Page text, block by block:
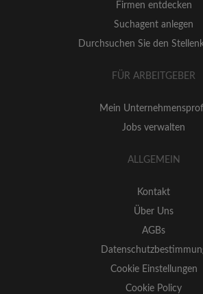
Firmen entdecken
Suchagent anlegen
Durchsuchen Sie den
FÜR ARBEITGEBER
Mein
Jobs verwalten
ALLGEMEIN
Kontakt
Über Uns
AGBs
Cookie Einstellungen
Cookie Policy